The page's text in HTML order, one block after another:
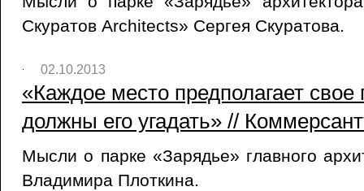
Скуратов Architects» Сергея Скуратова.
02.10.2013
«Каждое место предполагает
должны его угадать» //
Мысли о парке «Зарядье» главного
Владимира Плоткина.